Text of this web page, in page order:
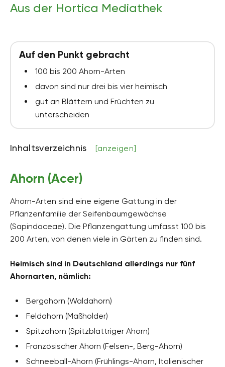
Aus der Hortica Mediathek
Auf den Punkt gebracht
100 bis 200 Ahorn-Arten
davon sind nur drei bis vier heimisch
gut an Blättern und Früchten zu
unterscheiden
Inhaltsverzeichnis [anzeigen]
Ahorn (Acer)
Ahorn-Arten sind eine eigene Gattung in der
Pflanzenfamilie der Seifenbaumgewächse
(Sapindaceae). Die Pflanzengattung umfasst 100 bis
200 Arten, von denen viele in Gärten zu finden sind.
Heimisch sind in Deutschland allerdings nur fünf
Ahornarten, nämlich:
Bergahorn (Waldahorn)
Feldahorn (Maßholder)
Spitzahorn (Spitzblättriger Ahorn)
Französischer Ahorn (Felsen-, Berg-Ahorn)
Schneeball-Ahorn (Frühlings-Ahorn, Italienischer